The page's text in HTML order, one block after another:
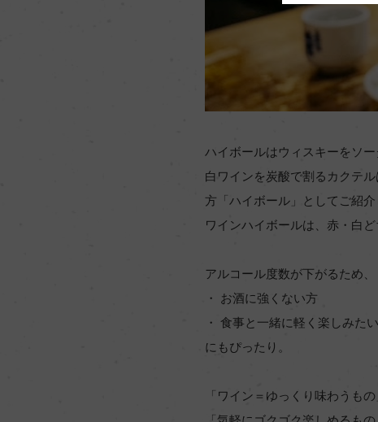
ハイボールはウィスキーをソ
白ワインを炭酸で割るカクテ
方「ハイボール」としてご紹介
ワインハイボールは、赤・白
アルコール度数が下がるため、
・ お酒に強くない方
・ 食事と一緒に軽く楽しみた
にもぴったり。
「ワイン＝ゆっくり味わうもの